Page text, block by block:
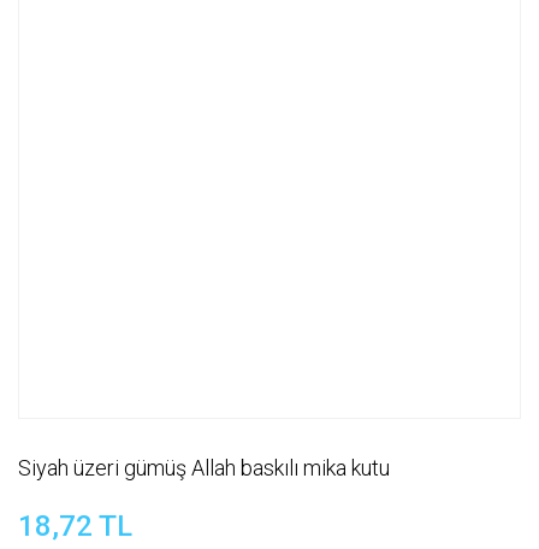
Siyah üzeri gümüş Allah baskılı mika kutu
18,72 TL